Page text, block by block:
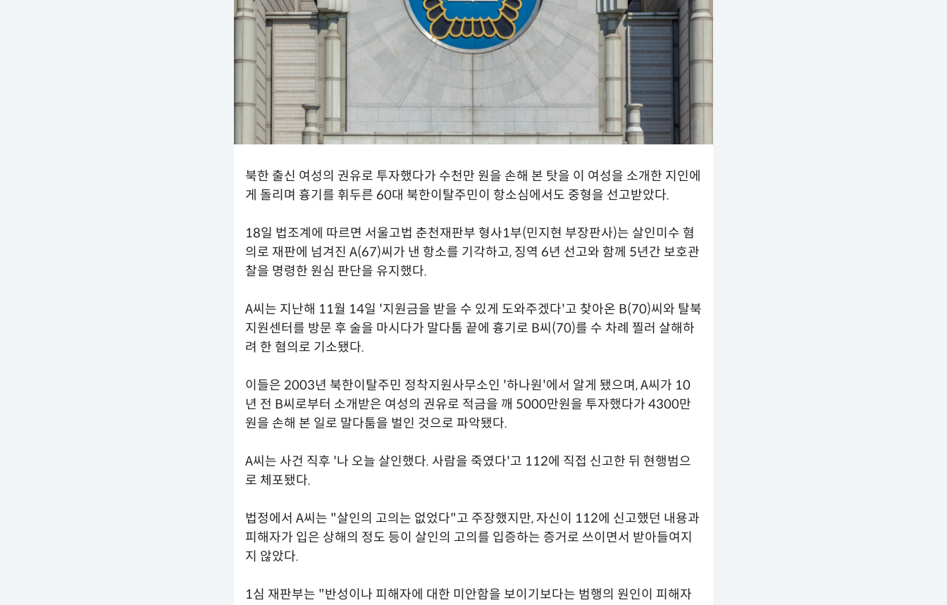
북한 출신 여성의 권유로 투자했다가 수천만 원을 손해 본 탓을 이 여성을 소개한 지인에
게 돌리며 흉기를 휘두른 60대 북한이탈주민이 항소심에서도 중형을 선고받았다.
18일 법조계에 따르면 서울고법 춘천재판부 형사1부(민지현 부장판사)는 살인미수 혐
의로 재판에 넘겨진 A(67)씨가 낸 항소를 기각하고, 징역 6년 선고와 함께 5년간 보호관
찰을 명령한 원심 판단을 유지했다.
A씨는 지난해 11월 14일 '지원금을 받을 수 있게 도와주겠다'고 찾아온 B(70)씨와 탈북
지원센터를 방문 후 술을 마시다가 말다툼 끝에 흉기로 B씨(70)를 수 차례 찔러 살해하
려 한 혐의로 기소됐다.
이들은 2003년 북한이탈주민 정착지원사무소인 '하나원'에서 알게 됐으며, A씨가 10
년 전 B씨로부터 소개받은 여성의 권유로 적금을 깨 5000만원을 투자했다가 4300만
원을 손해 본 일로 말다툼을 벌인 것으로 파악됐다.
A씨는 사건 직후 '나 오늘 살인했다. 사람을 죽였다'고 112에 직접 신고한 뒤 현행범으
로 체포됐다.
법정에서 A씨는 "살인의 고의는 없었다"고 주장했지만, 자신이 112에 신고했던 내용과
피해자가 입은 상해의 정도 등이 살인의 고의를 입증하는 증거로 쓰이면서 받아들여지
지 않았다.
1심 재판부는 "반성이나 피해자에 대한 미안함을 보이기보다는 범행의 원인이 피해자